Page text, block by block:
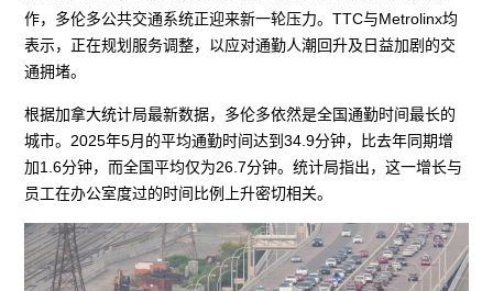
作，多伦多公共交通系统正迎来新一轮压力。TTC与Metrolinx均
表示，正在规划服务调整，以应对通勤人潮回升及日益加剧的交
通拥堵。
根据加拿大统计局最新数据，多伦多依然是全国通勤时间最长的
城市。2025年5月的平均通勤时间达到34.9分钟，比去年同期增
加1.6分钟，而全国平均仅为26.7分钟。统计局指出，这一增长与
员工在办公室度过的时间比例上升密切相关。